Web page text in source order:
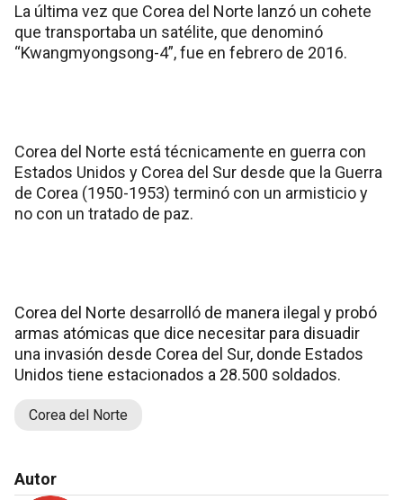
La última vez que Corea del Norte lanzó un cohete
que transportaba un satélite, que denominó
“Kwangmyongsong-4”, fue en febrero de 2016.
Corea del Norte está técnicamente en guerra con
Estados Unidos y Corea del Sur desde que la Guerra
de Corea (1950-1953) terminó con un armisticio y
no con un tratado de paz.
Corea del Norte desarrolló de manera ilegal y probó
armas atómicas que dice necesitar para disuadir
una invasión desde Corea del Sur, donde Estados
Unidos tiene estacionados a 28.500 soldados.
Corea del Norte
Autor